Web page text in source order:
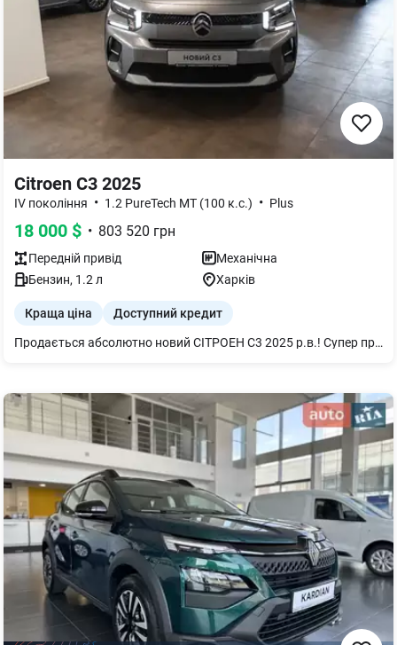
Citroen C3 2025
IV покоління • 1.2 PureTech MT (100 к.с.) • Plus
18 000 $ • 803 520 грн
Передній привід
Механічна
Бензин, 1.2 л Харків
Краща ціна Доступний кредит
Продається абсолютно новий СІТРОЕН С3 2025 р.в.! Супер пропозиція - сплачений перший податок (пенсійний фонд), Вам НЕ потрібно його сплачувати.